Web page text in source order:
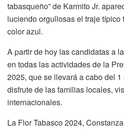
tabasqueño” de Karmito Jr.
luciendo orgullosas el traje típico
color azul.
A partir de hoy las candidatas a
en todas las actividades de la
2025, que se llevará a cabo del
disfrute de las familias locales,
internacionales.
La Flor Tabasco 2024,